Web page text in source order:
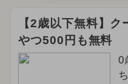
【2歳以下無料】
やつ500円も無料
0